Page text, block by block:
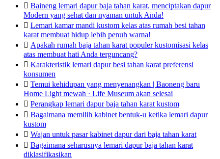
 Baineng lemari dapur baja tahan karat, menciptakan dapur
Modern yang sehat dan nyaman untuk Anda!
 Lemari kamar mandi kustom kelas atas rumah besi tahan
karat membuat hidup lebih penuh warna!
 Apakah rumah baja tahan karat populer kustomisasi kelas
atas membuat hati Anda terguncang?
 Karakteristik lemari dapur besi tahan karat preferensi
konsumen
 Temui kehidupan yang menyenangkan | Baoneng baru
Home Light mewah · Life Museum akan selesai
 Perangkap lemari dapur baja tahan karat kustom
 Bagaimana memilih kabinet bentuk-u ketika lemari dapur
kustom
 Wajan untuk pasar kabinet dapur dari baja tahan karat
 Bagaimana seharusnya lemari dapur baja tahan karat
diklasifikasikan